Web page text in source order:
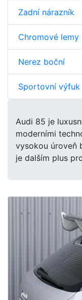
Zadní nárazník
Chromové lemy
Nerez boční
Sportovní výfuk
Audi 85 je
moderními
vysokou úroveň
je dalším plus